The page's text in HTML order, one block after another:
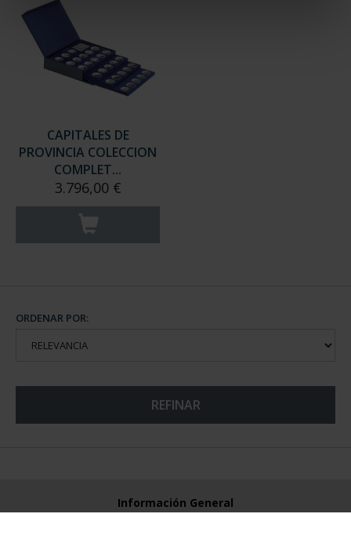
CAPITALES DE
PROVINCIA COLECCION
COMPLET...
3.796,00 €
ORDENAR POR:
REFINAR
Información General